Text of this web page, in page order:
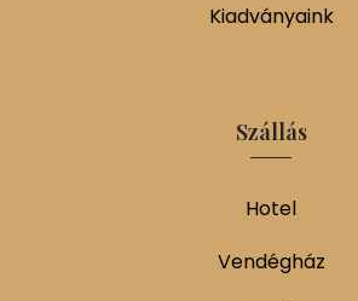
Kiadványaink
Szállás
Hotel
Vendégház